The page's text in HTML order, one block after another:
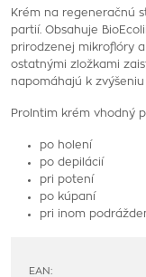
Krém na regeneračnú
partií. Obsahuje
prirodzenej mikroflóry
ostatnými zložkami
napomáhajú k
ProIntim krém vhodný
po holení
po depilácií
pri potení
po kúpaní
pri inom
EAN: